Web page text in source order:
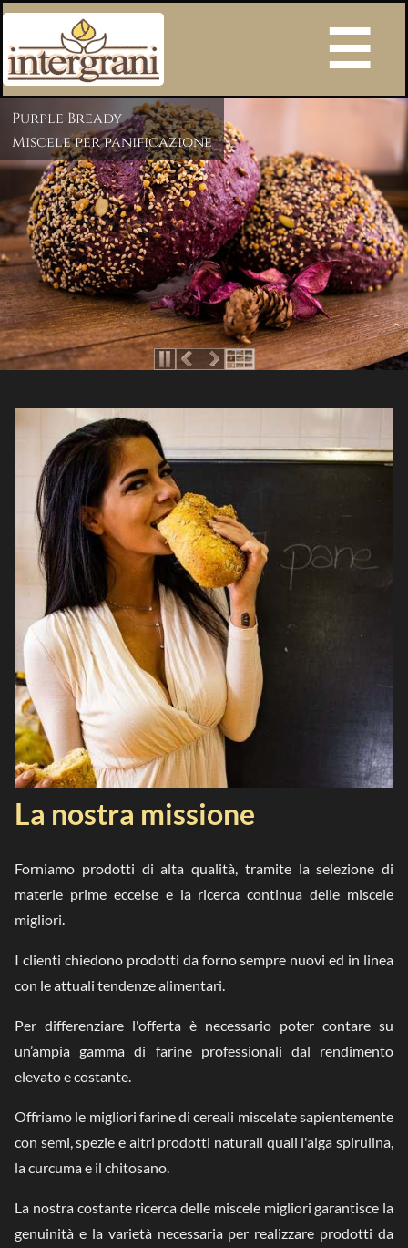
Intergrani s.r.l.
Purple Bready
Miscele per panificazione
La nostra missione
Forniamo prodotti di alta qualità, tramite la selezione di
materie prime eccelse e la ricerca continua delle miscele
migliori.
I clienti chiedono prodotti da forno sempre nuovi ed in linea
con le attuali tendenze alimentari.
Per differenziare l'offerta è necessario poter contare su
un’ampia gamma di farine professionali dal rendimento
elevato e costante.
Offriamo le migliori farine di cereali miscelate sapientemente
con semi, spezie e altri prodotti naturali quali l'alga spirulina,
la curcuma e il chitosano.
La nostra costante ricerca delle miscele migliori garantisce la
genuinità e la varietà necessaria per realizzare prodotti da